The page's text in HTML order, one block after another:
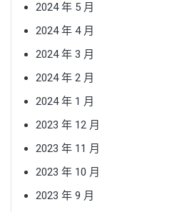
2024 年 5 月
2024 年 4 月
2024 年 3 月
2024 年 2 月
2024 年 1 月
2023 年 12 月
2023 年 11 月
2023 年 10 月
2023 年 9 月